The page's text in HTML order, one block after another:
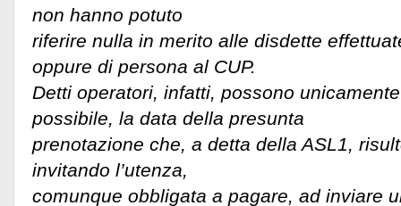
non hanno potuto
riferire nulla in merito alle disdette
oppure di persona al CUP.
Detti operatori, infatti, possono
possibile, la data della presunta
prenotazione che, a detta della ASL1,
invitando l’utenza,
comunque obbligata a pagare, ad inviare